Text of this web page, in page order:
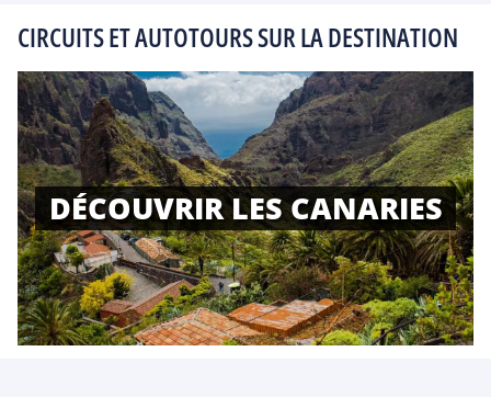
CIRCUITS ET AUTOTOURS SUR LA DESTINATION
DÉCOUVRIR LES CANARIES